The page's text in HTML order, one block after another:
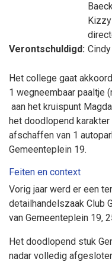
Verontschuldigd:
Het college gaat
1 wegneembaar paaltje
aan het kruispunt
het doodlopend
afschaffen van 1
Gemeenteplein 19.
Feiten en context
Vorig jaar werd er een
detailhandelszaak Club
van Gemeenteplein 19,
Het doodlopend stuk
nadar volledig